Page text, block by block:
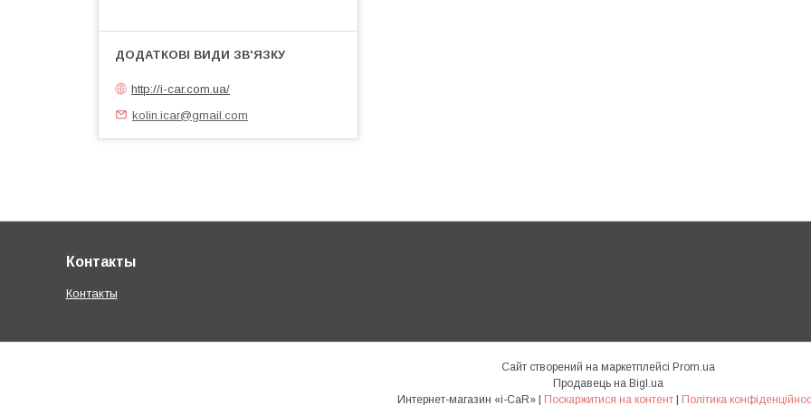
http://i-car.com.ua/
kolin.icar@gmail.com
Контакты
Контакты
Сайт створений на маркетплейсі Prom.ua
Продавець на Bigl.ua
Поскаржитися на контент Політика